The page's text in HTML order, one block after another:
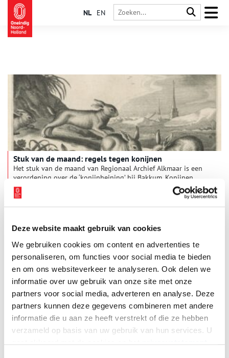
Deze website maakt gebruik van cookies
We gebruiken cookies om content en advertenties te
personaliseren, om functies voor social media te bieden
en om ons websiteverkeer te analyseren. Ook delen we
informatie over uw gebruik van onze site met onze
partners voor social media, adverteren en analyse. Deze
partners kunnen deze gegevens combineren met andere
informatie die u aan ze heeft verstrekt of die ze hebben
verzameld op basis van uw gebruik van hun services. U
NL EN
Stuk van de maand: regels tegen konijnen
Het stuk van de maand van Regionaal Archief Alkmaar is een
verordening over de ‘konijnheining’ bij Bakkum. Konijnen
waren voor veel mensen in de buurt van de duinen een ware
plaag. Daarom legden de bestuurders van Bakkum in 1777
regels vast voor het onderhoud van de ‘conynheyningh’
moest tegenhouden. Ze lieten de keur of verordening drukken
in Amsterdam.
Stuk van de maand: niet poepen op het kerkhof
Niet poepen op het kerkhof, geen baldadigheden rondom de
school en niemand op straat beledigen of bespotten. In 1639